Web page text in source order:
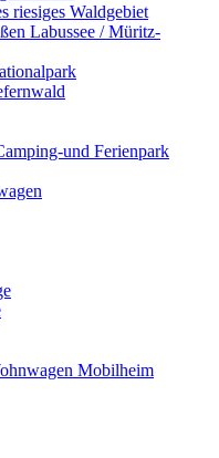
riesiges Waldgebiet
Labussee / Müritz-
und Ferienpark
Mobilheim